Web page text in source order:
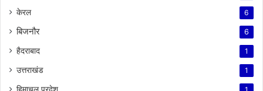
केरल 6
बिजनौर 6
हैदराबाद 1
उत्तराखंड 1